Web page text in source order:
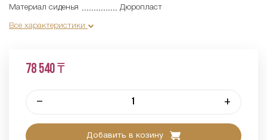
Материал сиденья
Дюропласт
Все характеристики
78 540 ₸
– +
Добавить в козину